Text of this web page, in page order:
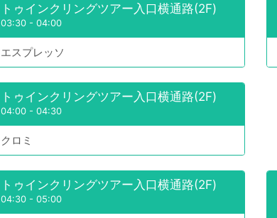
トゥインクリングツアー入口横通路(2F)
03:30- 04:00
エスプレッソ
トゥインクリングツアー入口横通路(2F)
04:00- 04:30
クロミ
トゥインクリングツアー入口横通路(2F)
04:30- 05:00